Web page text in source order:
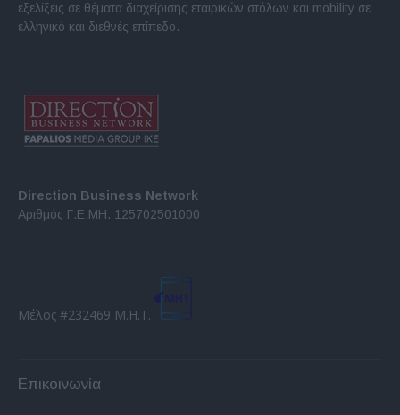
εξελίξεις σε θέματα διαχείρισης εταιρικών στόλων και mobility σε
ελληνικό και διεθνές επίπεδο.
Direction Business Network
Αριθμός Γ.Ε.ΜΗ. 125702501000
Μέλος #232469 Μ.Η.Τ.
Επικοινωνία